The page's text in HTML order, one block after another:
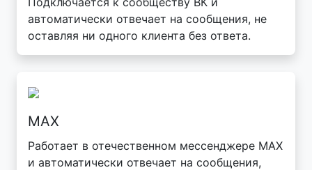
автоматически отвечает на сообщения, не
оставляя ни одного клиента без ответа.
MAX
Работает в отечественном мессенджере MAX
и автоматически отвечает на сообщения,